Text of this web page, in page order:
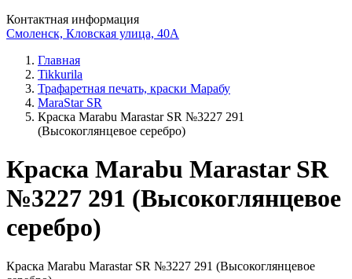
Контактная информация
Смоленск, Кловская улица, 40А
Главная
Tikkurila
Трафаретная печать, краски Марабу
MaraStar SR
Краска Маrabu Marastar SR №3227 291
(Высокоглянцевое серебро)
Краска Маrabu Marastar SR
№3227 291 (Высокоглянцевое
серебро)
Краска Маrabu Marastar SR №3227 291 (Высокоглянцевое